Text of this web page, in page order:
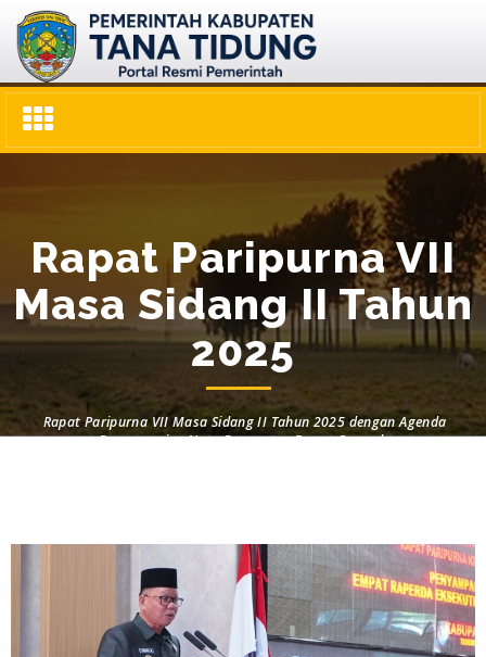
Toggle
navigation
Rapat Paripurna VII
Masa Sidang II Tahun
2025
Rapat Paripurna VII Masa Sidang II Tahun 2025 dengan Agenda
Penyampaian Nota Pengantar Empat Raperda